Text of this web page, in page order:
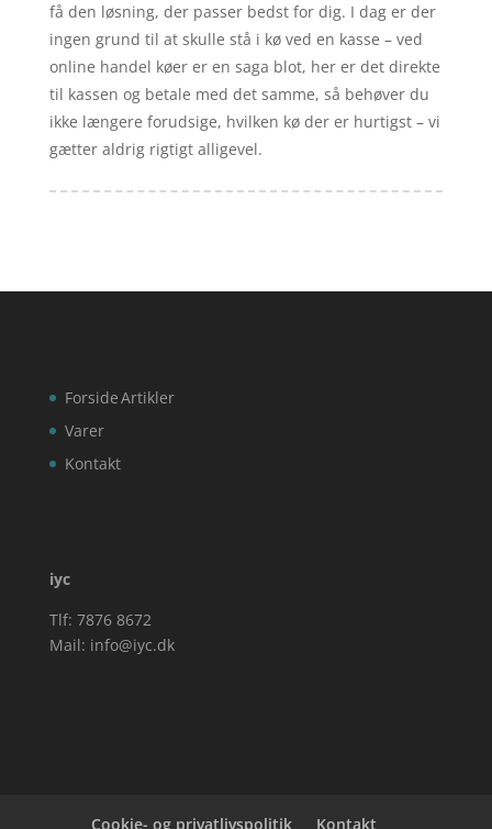
få den løsning, der passer bedst for dig. I dag er der
ingen grund til at skulle stå i kø ved en kasse – ved
online handel køer er en saga blot, her er det direkte
til kassen og betale med det samme, så behøver du
ikke længere forudsige, hvilken kø der er hurtigst – vi
gætter aldrig rigtigt alligevel.
Forside
Varer
Kontakt
Artikler
iyc
Tlf: 7876 8672
Mail: info@iyc.dk
Cookie- og privatlivspolitik Kontakt